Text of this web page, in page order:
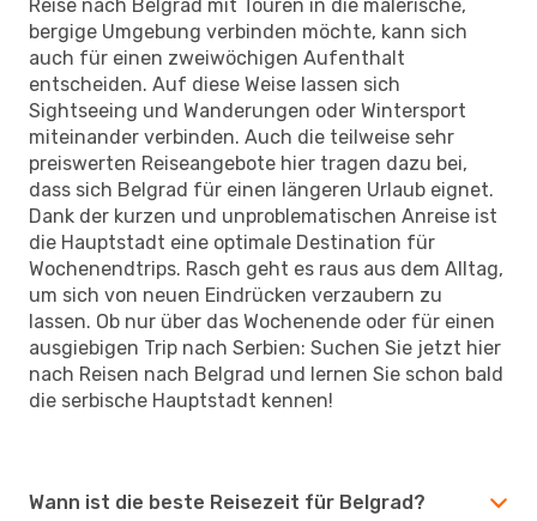
Reise nach Belgrad mit Touren in die malerische,
bergige Umgebung verbinden möchte, kann sich
auch für einen zweiwöchigen Aufenthalt
entscheiden. Auf diese Weise lassen sich
Sightseeing und Wanderungen oder Wintersport
miteinander verbinden. Auch die teilweise sehr
preiswerten Reiseangebote hier tragen dazu bei,
dass sich Belgrad für einen längeren Urlaub eignet.
Dank der kurzen und unproblematischen Anreise ist
die Hauptstadt eine optimale Destination für
Wochenendtrips. Rasch geht es raus aus dem Alltag,
um sich von neuen Eindrücken verzaubern zu
lassen. Ob nur über das Wochenende oder für einen
ausgiebigen Trip nach Serbien: Suchen Sie jetzt hier
nach Reisen nach Belgrad und lernen Sie schon bald
die serbische Hauptstadt kennen!
Wann ist die beste Reisezeit für Belgrad?